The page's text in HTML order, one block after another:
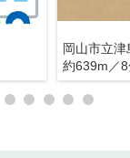
岡山市立
約639m／